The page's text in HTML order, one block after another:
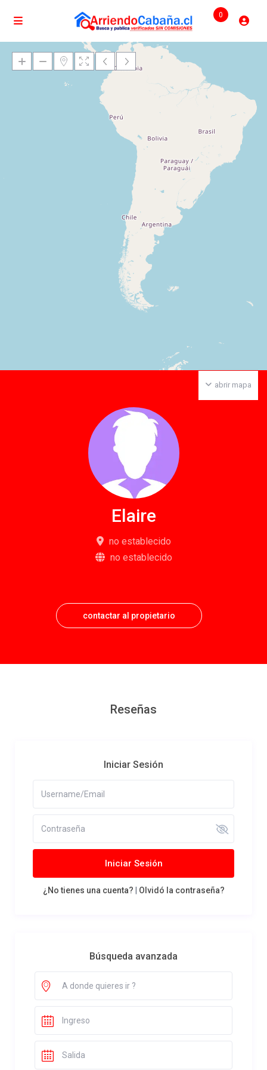
0
Cargando mapas
abrir mapa
Elaire
no establecido
no establecido
contactar al propietario
Reseñas
Iniciar Sesión
Iniciar Sesión
¿No tienes una cuenta? Olvidó la contraseña?
Búsqueda avanzada